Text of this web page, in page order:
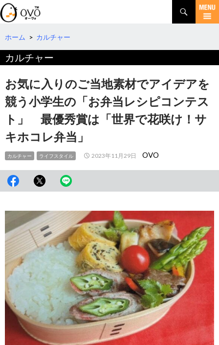
検
索
コ
テ
ツ
へ
動
ホーム > カルチャー
カルチャー
お気に入りのご当地素材でアイデアを
競う小学生の「お弁当レシピコンテス
ト」 最優秀賞は「世界で花咲け！サ
キホコレ弁当」
カルチャー ライフスタイル 2023年11月29日 OVO